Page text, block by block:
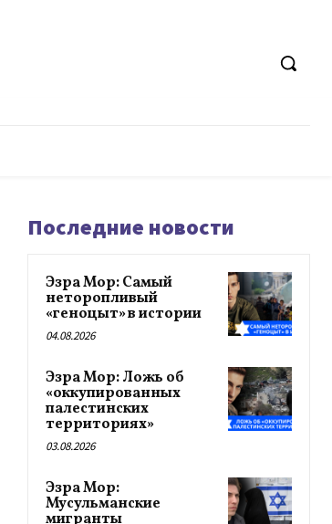
Последние новости
Эзра Мор: Самый
неторопливый
«геноцыт» в истории
04.08.2026
Эзра Мор: Ложь об
«оккупированных
палестинских
территориях»
03.08.2026
Эзра Мор:
Мусульманские
мигранты